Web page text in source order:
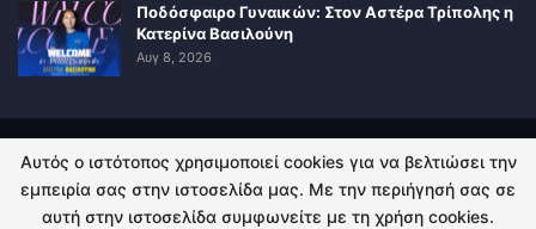
Ποδόσφαιρο Γυναικών: Στον Αστέρα Τρίπολης η
Κατερίνα Βασιλούνη
Αυγ 8, 2026
ΠΟΛΙΤΙΚΗ ΑΠΟΡΡΗΤΟΥ ΕΠΙΚΟΙΝΩΝΙΑ
Αυτός ο ιστότοπος χρησιμοποιεί cookies για να βελτιώσει την
εμπειρία σας στην ιστοσελίδα μας. Με την περιήγησή σας σε
αυτή στην ιστοσελίδα συμφωνείτε με τη χρήση cookies.